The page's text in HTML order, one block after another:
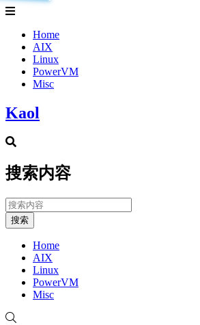
Home
AIX
Linux
PowerVM
Misc
Kaol
搜索内容
搜索
Home
AIX
Linux
PowerVM
Misc